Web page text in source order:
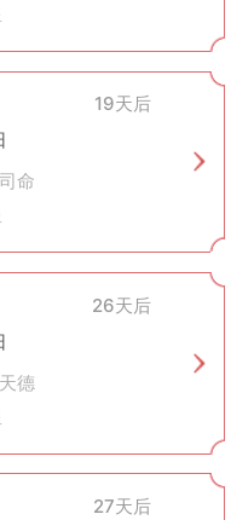
19天后
命
26天后
德
27天后